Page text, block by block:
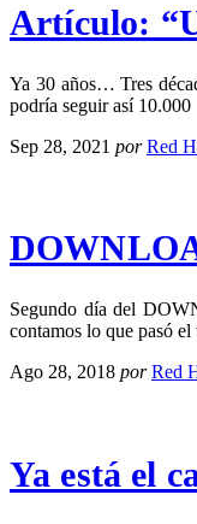
Artículo:
Ya 30 años… Tres
podría seguir así 10.000
Sep 28, 2021 por Red
Segundo día del
contamos lo que pasó
Ago 28, 2018 por Red
Ya está el